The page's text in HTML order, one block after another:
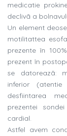
medicatie
declivã a
Un element
motilitattea
prezente în
prezent în
se datoreazã:
inferior
desfiintarea
prezentei
cardial.
Astfel avem